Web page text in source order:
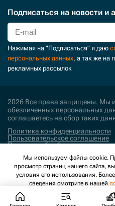
Подписаться на новости и
Нажимая на "Подписаться" я даю
персональных данных, а так же на
рекламных рассылок
2026 Все права защищены. Мы
обезличенных персональных
соглашаетесь на сбор таких
Политика конфиденциальности
Пользовательское соглашение
Политика обработки
Поддержка и развитие
Мы используем файлы cookie.
просмотр страниц нашего сайта,
условия его использования.
сведения смотрите в нашей
конфиденциальности.